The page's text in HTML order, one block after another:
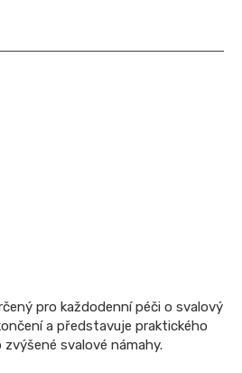
pro každodenní péči o svalový
a představuje praktického
svalové námahy.